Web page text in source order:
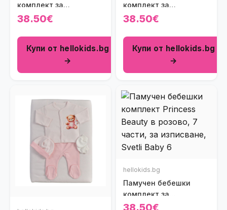
комплект за
изписване с рокличка
части)
38.50€
Купи от hellokids.bg
→
комплект за
изписване с рокличка
38.50€
Купи от hellokids.bg
→
hellokids.bg
Памучен бебешки
комплект за
изписване с рокличка
38.50€